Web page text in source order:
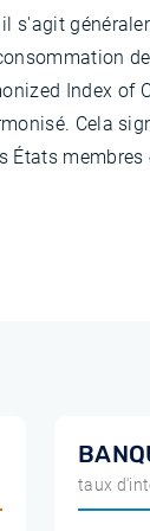
s'agit
Index of
Cela
États
taux